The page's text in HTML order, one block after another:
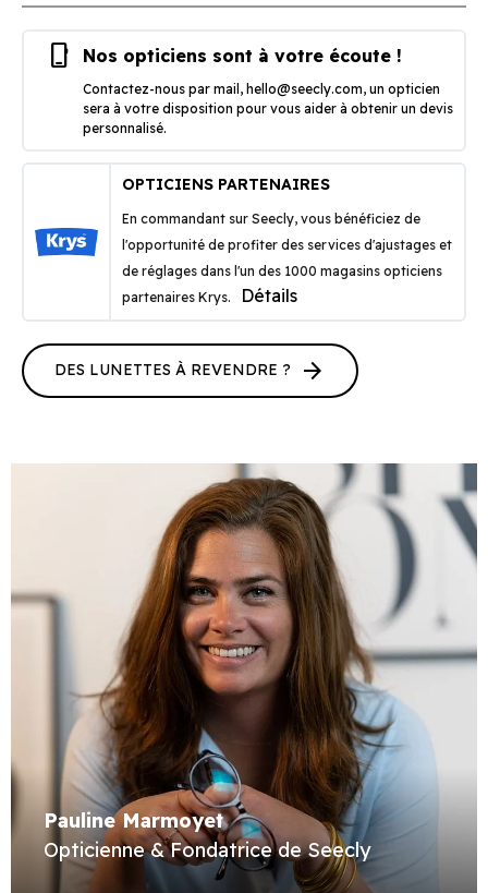
phone_iphone Nos opticiens sont à votre écoute !
Contactez-nous par mail, hello@seecly.com, un opticien
sera à votre disposition pour vous aider à obtenir un devis
personnalisé.
OPTICIENS PARTENAIRES
En commandant sur Seecly, vous bénéficiez de
l'opportunité de profiter des services d'ajustages et
de réglages dans l'un des 1000 magasins opticiens
partenaires Krys.
Détails
DES LUNETTES À REVENDRE ? arrow_forward
Pauline Marmoyet
Opticienne & Fondatrice de Seecly